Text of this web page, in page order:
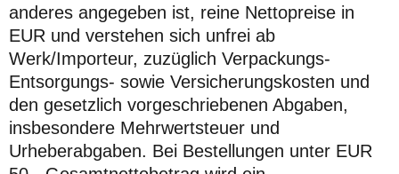
anderes angegeben ist, reine Nettopreise in
EUR und verstehen sich unfrei ab
Werk/Importeur, zuzüglich Verpackungs-
Entsorgungs- sowie Versicherungskosten und
den gesetzlich vorgeschriebenen Abgaben,
insbesondere Mehrwertsteuer und
Urheberabgaben. Bei Bestellungen unter EUR